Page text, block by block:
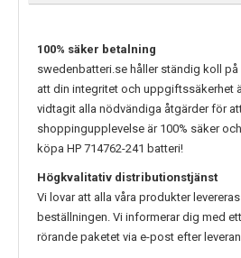
100% säker betalning
swedenbatteri.se håller ständig koll
att din integritet och uppgiftssäkerhet
vidtagit alla nödvändiga åtgärder för
shoppingupplevelse är 100% säker
köpa HP 714762-241 batteri!
Högkvalitativ distributionstjänst
Vi lovar att alla våra produkter
beställningen. Vi informerar dig med
rörande paketet via e-post efter